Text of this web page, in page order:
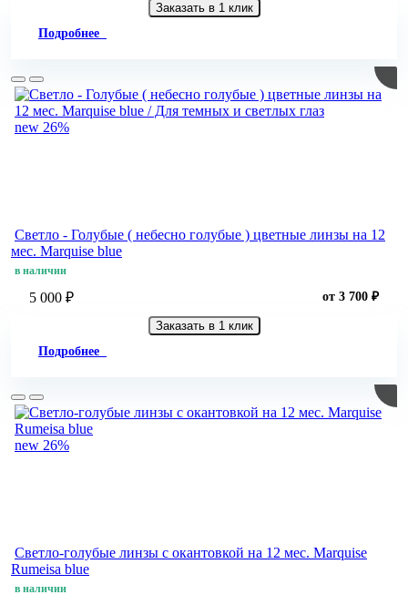
Заказать в 1 клик
Подробнее
new 26%
Светло - Голубые ( небесно голубые ) цветные линзы на 12
мес. Marquise blue
в наличии
5 000 ₽ от 3 700 ₽
Заказать в 1 клик
Подробнее
new 26%
Светло-голубые линзы c окантовкой на 12 мес. Marquise
Rumeisa blue
в наличии